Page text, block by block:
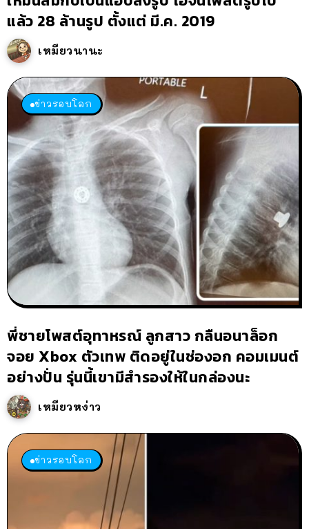
แล้ว 28 ล้านรูป ตั้งแต่ มี.ค. 2019
เหมียวนานะ
ข่าวรอบโลก
พี่ชายโพสต์อุทาหรณ์ ลูกสาว กลืนอนาล็อก
จอย Xbox ตัวเทพ ติดอยู่ในช่องอก คอมเมนต์
อย่างปั่น รุ่นนี้เขามีสำรองให้ในกล่องนะ
เหมียวหง่าว
ข่าวรอบโลก